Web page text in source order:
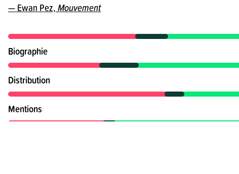
On voit que son corps fatigue.
On voit qu’elle a de moins en moins de
pour se battre.
C’est un mélange de théâtre et de
— Ewan Pez,Mouvement
Biographie
Distribution
Mentions